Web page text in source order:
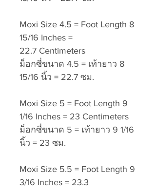
Moxi Size 4.5 = Foot Length 8
15/16 Inches =
22.7 Centimeters
ม็อกซี่ขนาด 4.5 = เท้ายาว 8
15/16 นิ้ว = 22.7 ซม.
Moxi Size 5 = Foot Length 9
1/16 Inches = 23 Centimeters
ม็อกซี่ขนาด 5 = เท้ายาว 9 1/16
นิ้ว = 23 ซม.
Moxi Size 5.5 = Foot Length 9
3/16 Inches = 23.3